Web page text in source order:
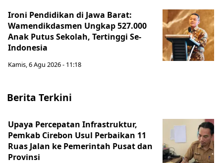
Ironi Pendidikan di Jawa Barat:
Wamendikdasmen Ungkap 527.000
Anak Putus Sekolah, Tertinggi Se-
Indonesia
Kamis, 6 Agu 2026 - 11:18
Berita Terkini
Upaya Percepatan Infrastruktur,
Pemkab Cirebon Usul Perbaikan 11
Ruas Jalan ke Pemerintah Pusat dan
Provinsi